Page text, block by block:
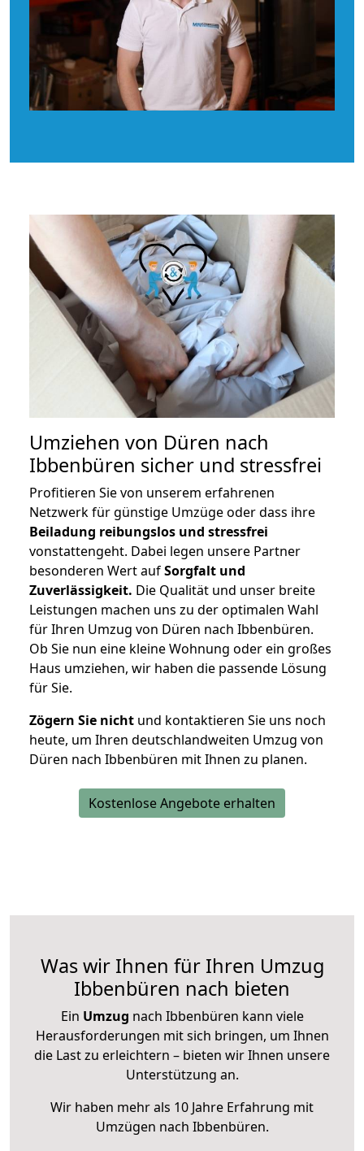
Umziehen von Düren nach
Ibbenbüren sicher und stressfrei
Profitieren Sie von unserem erfahrenen
Netzwerk für günstige Umzüge oder dass ihre
Beiladung reibungslos und stressfrei
vonstattengeht. Dabei legen unsere Partner
besonderen Wert aufSorgfalt und
Zuverlässigkeit. Die Qualität und unser breite
Leistungen machen uns zu der optimalen Wahl
für Ihren Umzug von Düren nach Ibbenbüren.
Ob Sie nun eine kleine Wohnung oder ein großes
Haus umziehen, wir haben die passende Lösung
für Sie.
Zögern Sie nicht und kontaktieren Sie uns noch
heute, um Ihren deutschlandweiten Umzug von
Düren nach Ibbenbüren mit Ihnen zu planen.
Kostenlose Angebote erhalten
Was wir Ihnen für Ihren Umzug
Ibbenbüren nach bieten
Ein Umzug nach Ibbenbüren kann viele
Herausforderungen mit sich bringen, um Ihnen
die Last zu erleichtern – bieten wir Ihnen unsere
Unterstützung an.
Wir haben mehr als 10 Jahre Erfahrung mit
Umzügen nach Ibbenbüren.